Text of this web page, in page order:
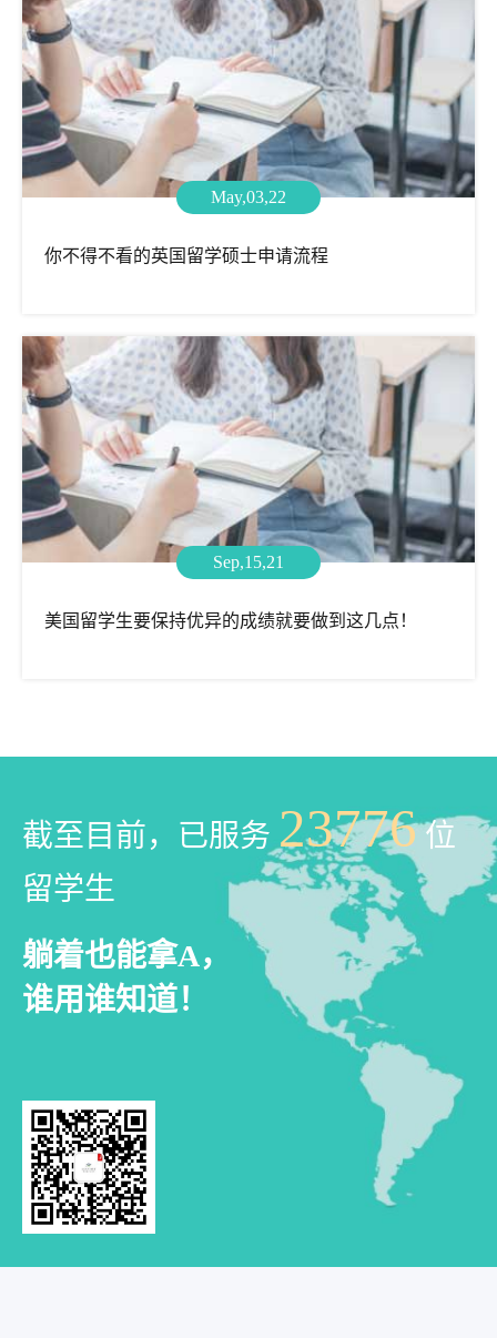
May,03,22
你不得不看的英国留学硕士申请流程
Sep,15,21
美国留学生要保持优异的成绩就要做到这几点！
截至目前，已服务 23776位
留学生
躺着也能拿A，
谁用谁知道！